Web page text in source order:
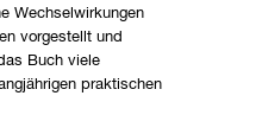
Wechselwirkungen
vorgestellt und
Buch viele
praktischen